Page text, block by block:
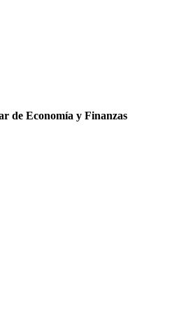
de Economía y Finanzas